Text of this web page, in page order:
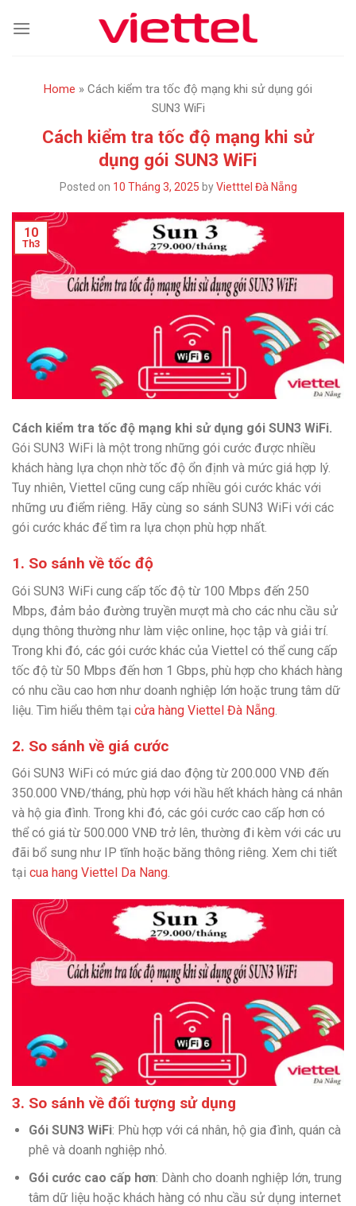
Home » Cách kiểm tra tốc độ mạng khi sử dụng gói
SUN3 WiFi
Cách kiểm tra tốc độ mạng khi sử
dụng gói SUN3 WiFi
Posted on 10 Tháng 3, 2025 byVietttel Đà Nẵng
10
Th3
Cách kiểm tra tốc độ mạng khi sử dụng gói SUN3 WiFi.
Gói SUN3 WiFi là một trong những gói cước được nhiều
khách hàng lựa chọn nhờ tốc độ ổn định và mức giá hợp lý.
Tuy nhiên, Viettel cũng cung cấp nhiều gói cước khác với
những ưu điểm riêng. Hãy cùng so sánh SUN3 WiFi với các
gói cước khác để tìm ra lựa chọn phù hợp nhất.
1. So sánh về tốc độ
Gói SUN3 WiFi cung cấp tốc độ từ 100 Mbps đến 250
Mbps, đảm bảo đường truyền mượt mà cho các nhu cầu sử
dụng thông thường như làm việc online, học tập và giải trí.
Trong khi đó, các gói cước khác của Viettel có thể cung cấp
tốc độ từ 50 Mbps đến hơn 1 Gbps, phù hợp cho khách hàng
có nhu cầu cao hơn như doanh nghiệp lớn hoặc trung tâm dữ
liệu. Tìm hiểu thêm tại cửa hàng Viettel Đà Nẵng
2. So sánh về giá cước
Gói SUN3 WiFi có mức giá dao động từ 200.000 VNĐ đến
350.000 VNĐ/tháng, phù hợp với hầu hết khách hàng cá nhân
và hộ gia đình. Trong khi đó, các gói cước cao cấp hơn có
thể có giá từ 500.000 VNĐ trở lên, thường đi kèm với các ưu
đãi bổ sung như IP tĩnh hoặc băng thông riêng. Xem chi tiết
tại cua hang Viettel Da Nang.
3. So sánh về đối tượng sử dụng
Gói SUN3 WiFi: Phù hợp với cá nhân, hộ gia đình, quán cà
phê và doanh nghiệp nhỏ.
Gói cước cao cấp hơn: Dành cho doanh nghiệp lớn, trung
tâm dữ liệu hoặc khách hàng có nhu cầu sử dụng internet